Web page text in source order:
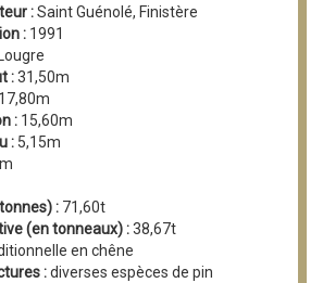
:Saint Guénolé, Finistère
: 1991
Lougre
:31,50m
17,80m
: 15,60m
: 5,15m
: 71,60t
(en tonneaux) :38,67t
en chêne
:diverses espèces de pin